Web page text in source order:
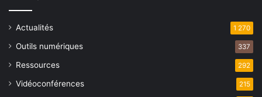
Actualités 1 270
Outils numériques 337
Ressources 292
Vidéoconférences 215